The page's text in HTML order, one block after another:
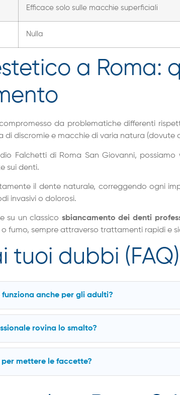
Efficace solo sulle macchie superficiali
Nulla
a Roma:
da problematiche differenti
di discromie e macchie di varia natura (dovute
Falchetti di Roma San Giovanni, possiamo
sui denti.
il dente naturale, correggendo ogni
invasivi o dolorosi.
su un classico sbiancamento dei denti
fumo, sempre attraverso trattamenti rapidi e
tuoi dubbi (FAQ)
funziona anche per gli adulti?
rovina lo smalto?
mettere le faccette?